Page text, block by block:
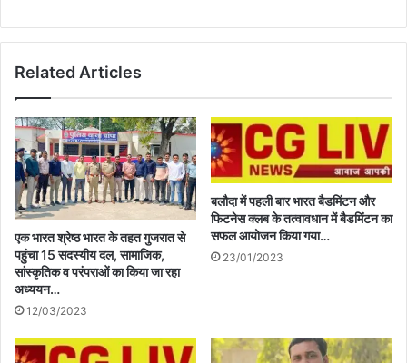
Related Articles
एक भारत श्रेष्ठ भारत के तहत गुजरात से
पहुंचा 15 सदस्यीय दल, सामाजिक,
सांस्कृतिक व परंपराओं का किया जा रहा
अध्ययन…
12/03/2023
बलौदा में पहली बार भारत बैडमिंटन और
फिटनेस क्लब के तत्वावधान में बैडमिंटन का
सफल आयोजन किया गया…
23/01/2023